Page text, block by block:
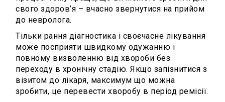
свого здоров’я – вчасно звернутися на прийом
до невролога.
Тільки рання діагностика і своєчасне лікування
може посприяти швидкому одужанню і
повному визволенню від хвороби без
переходу в хронічну стадію. Якщо запізнитися з
візитом до лікаря, максимум що можна
зробити, це перевести хворобу в період ремісії.